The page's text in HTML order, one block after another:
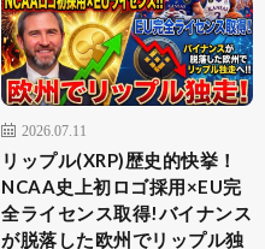
2026.07.11
リップル(XRP)歴史的快挙！
NCAA史上初ロゴ採用×EU完
全ライセンス取得!バイナンス
が脱落した欧州でリップル独